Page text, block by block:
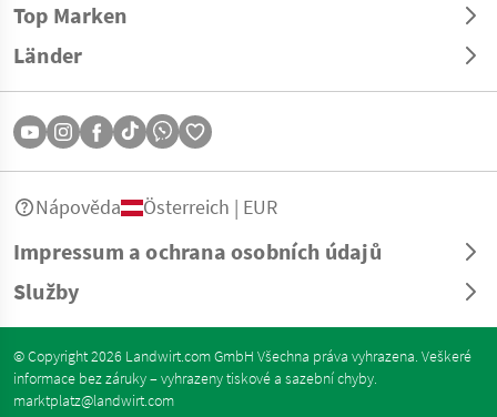
Top Marken
Länder
Impressum a ochrana osobních údajů
Služby
Nápověda Österreich | EUR
© Copyright 2026 Landwirt.com GmbH Všechna práva vyhrazena. Veškeré
informace bez záruky – vyhrazeny tiskové a sazební chyby.
marktplatz@landwirt.com